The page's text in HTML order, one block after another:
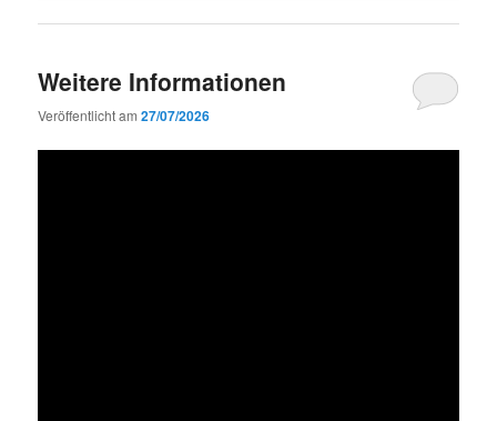
Weitere Informationen
Veröffentlicht am27/07/2026